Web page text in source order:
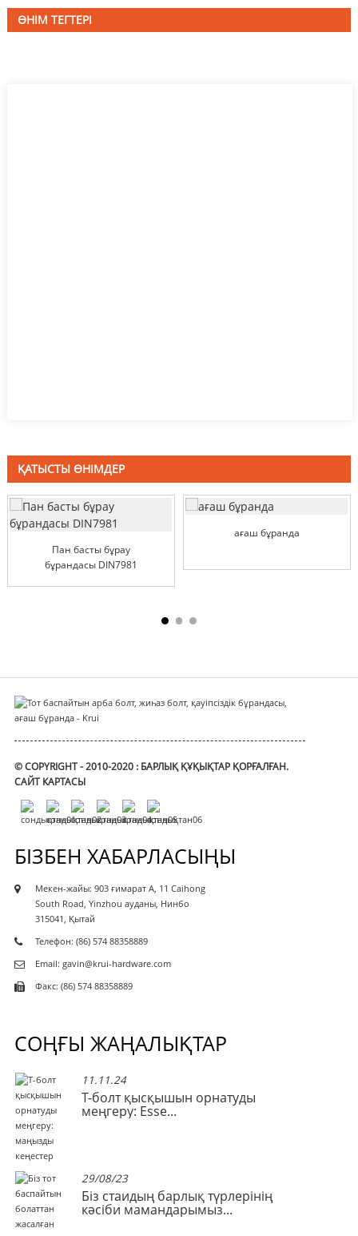
ӨНІМ ТЕГТЕРІ
ҚАТЫСТЫ ӨНІМДЕР
Пан басты бұрау
бұрандасы DIN7981
ағаш бұранда
© COPYRIGHT - 2010-2020 : БАРЛЫҚ ҚҰҚЫҚТАР ҚОРҒАЛҒАН.
САЙТ КАРТАСЫ
БІЗБЕН ХАБАРЛАСЫҢЫ
Мекен-жайы: 903 ғимарат A, 11 Caihong
South Road, Yinzhou ауданы, Нинбо
315041, Қытай
Телефон: (86) 574 88358889
Email: gavin@krui-hardware.com
Факс: (86) 574 88358889
СОҢҒЫ ЖАҢАЛЫҚТАР
11.11.24
Т-болт қысқышын орнатуды
меңгеру: Esse...
29/08/23
Біз стаидың барлық түрлерінің
кәсіби мамандарымыз...